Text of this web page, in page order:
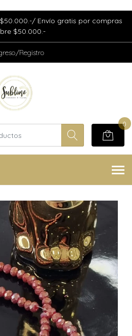
Envío gratis por compras
$50.000.-
Registro
0